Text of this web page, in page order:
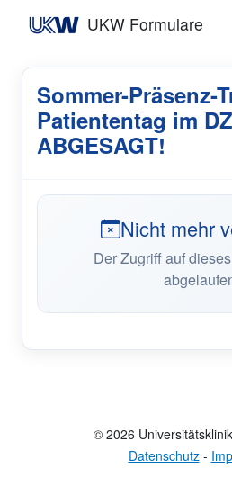
UKW Formulare
Sommer-Präsenz-
Patiententag im
ABGESAGT!
Nicht mehr
Der Zugriff auf
© 2026
Datenschutz-